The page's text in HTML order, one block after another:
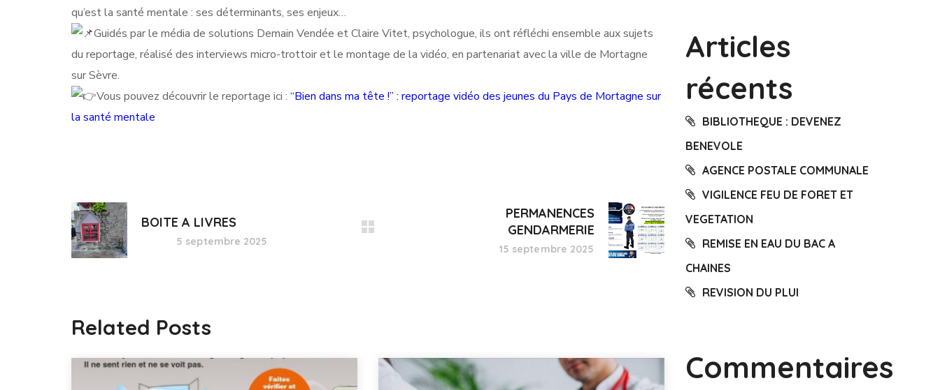
qu’est la santé mentale : ses déterminants, ses enjeux…
Guidés par le média de solutions Demain Vendée et Claire Vitet, psychologue, ils ont réfléchi ensemble aux sujets
du reportage, réalisé des interviews micro-trottoir et le montage de la vidéo, en partenariat avec la ville de Mortagne
sur Sèvre.
Vous pouvez découvrir le reportage ici : “Bien dans ma tête !” : reportage vidéo des jeunes du Pays de Mortagne sur
la santé mentale
BOITE A LIVRES
5 septembre 2025
PERMANENCES
GENDARMERIE
15 septembre 2025
Related Posts
Articles
récents
BIBLIOTHEQUE : DEVENEZ
BENEVOLE
AGENCE POSTALE COMMUNALE
VIGILENCE FEU DE FORET ET
VEGETATION
REMISE EN EAU DU BAC A
CHAINES
REVISION DU PLUI
Commentaires